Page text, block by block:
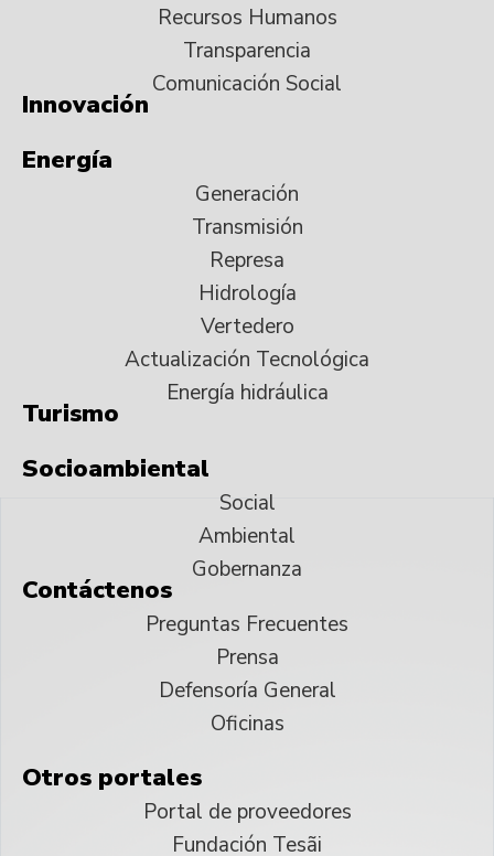
Recursos Humanos
Transparencia
Comunicación Social
Innovación
Energía
Generación
Transmisión
Represa
Hidrología
Vertedero
Actualización Tecnológica
Energía hidráulica
Turismo
Socioambiental
Social
Ambiental
Gobernanza
Contáctenos
Preguntas Frecuentes
Prensa
Defensoría General
Oficinas
Otros portales
Portal de proveedores
Fundación Tesãi